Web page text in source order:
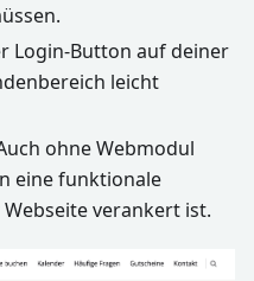
Login-Button auf deiner
leicht
ohne Webmodul
eine funktionale
verankert ist.